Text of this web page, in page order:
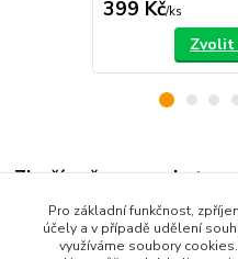
399 Kč/ks
Zvolit
Zboží zařazeno v
Dětské oblečení
Dětské kalhoty
Pro základní funkčnost,
účely a v případě udělení
využíváme soubory